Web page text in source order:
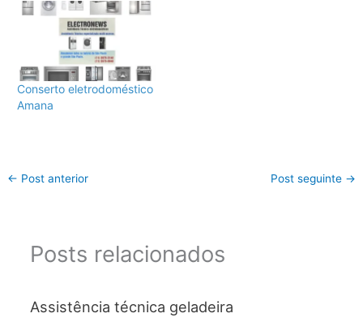
Conserto eletrodoméstico
Amana
← Post anterior Post seguinte →
Posts relacionados
Assistência técnica geladeira